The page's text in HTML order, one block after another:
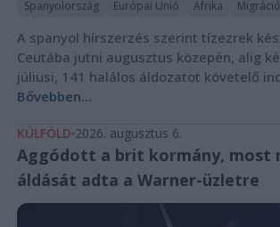
Spanyolország Európai Unió Afrika Migráció
A spanyol hírszerzés szerint tízezrek
Ceutába jutni augusztus közepén, alig
júliusi, 141 halálos áldozatot követelő
Bővebben...
KÜLFÖLD 2026. augusztus 6.
Aggódott a brit kormány, most
áldását adta a Warner-üzletre